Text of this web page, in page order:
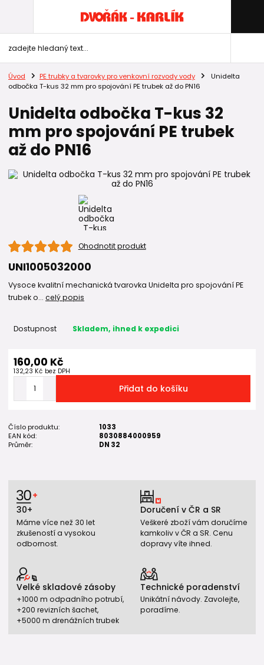
Úvod PE trubky a tvarovky pro venkovní rozvody vody
Unidelta
odbočka T-kus 32 mm pro spojování PE trubek až do PN16
Unidelta odbočka T-kus 32
mm pro spojování PE trubek
až do PN16
Ohodnotit produkt
UNI1005032000
Vysoce kvalitní mechanická tvarovka Unidelta pro spojování PE
trubek o... celý popis
Dostupnost Skladem, ihned k expedici
160,00 Kč
132,23 Kč bez DPH
Přidat do košíku
Číslo produktu:
1033
EAN kód:
8030884000959
Průměr:
DN 32
30+
Máme více než 30 let
zkušeností a vysokou
odbornost.
Doručení v ČR a SR
Veškeré zboží vám doručíme
kamkoliv v ČR a SR. Cenu
dopravy víte ihned.
Velké skladové zásoby
+1000 m odpadního potrubí,
+200 revizních šachet,
+5000 m drenážních trubek
Technické poradenství
Unikátní návody. Zavolejte,
poradíme.